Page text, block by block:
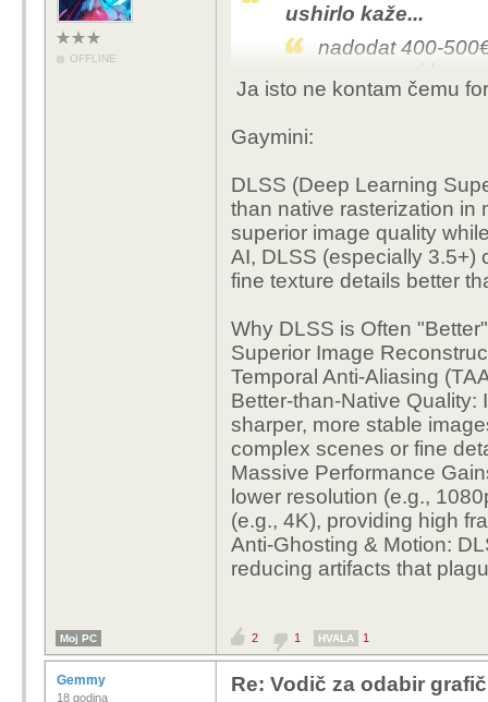
OFFLINE
ushirlo kaže...
nadodat 400-
samo naprid....
Ja isto ne kontam čemu
Gaymini:
DLSS (Deep Learning
than native rasterization in
superior image quality
AI, DLSS (especially 3.5+)
fine texture details better
Why DLSS is Often
Superior Image
Temporal Anti-Aliasing
Better-than-Native
sharper, more stable
complex scenes or fine
Massive Performance
lower resolution (e.g.,
(e.g., 4K), providing high
Anti-Ghosting & Motion:
reducing artifacts that
Moj PC 2 1 HVALA 1
Gemmy
18 godina
Re: Vodič za odabir